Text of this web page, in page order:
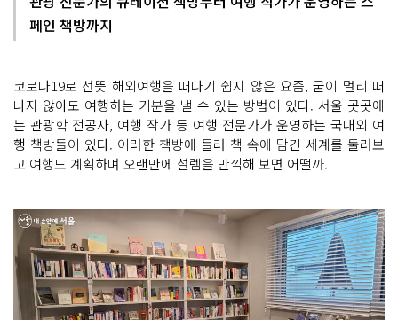
L 하 게 게
페인 책방까지
코로나19로 선뜻 해외여행을 떠나기 쉽지 않은 요즘, 굳이 멀리 떠
나지 않아도 여행하는 기분을 낼 수 있는 방법이 있다. 서울 곳곳에
는 관광학 전공자, 여행 작가 등 여행 전문가가 운영하는 국내외 여
행 책방들이 있다. 이러한 책방에 들러 책 속에 담긴 세계를 둘러보
고 여행도 계획하며 오랜만에 설렘을 만끽해 보면 어떨까.